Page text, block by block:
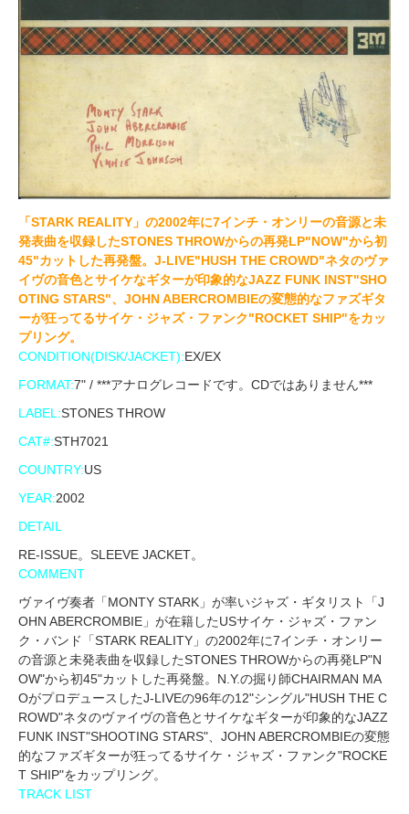
「STARK REALITY」の2002年に7インチ・オンリーの音源と未
発表曲を収録したSTONES THROWからの再発LP"NOW"から初
45"カットした再発盤。J-LIVE"HUSH THE CROWD"ネタのヴァ
イヴの音色とサイケなギターが印象的なJAZZ FUNK INST"SHO
OTING STARS"、JOHN ABERCROMBIEの変態的なファズギタ
ーが狂ってるサイケ・ジャズ・ファンク"ROCKET SHIP"をカッ
プリング。
CONDITION(DISK/JACKET):EX/EX
FORMAT:7" / ***アナログレコードです。CDではありません***
LABEL:STONES THROW
CAT#:STH7021
COUNTRY:US
YEAR:2002
DETAIL
RE-ISSUE。SLEEVE JACKET。
COMMENT
ヴァイヴ奏者「MONTY STARK」が率いジャズ・ギタリスト「J
OHN ABERCROMBIE」が在籍したUSサイケ・ジャズ・ファン
ク・バンド「STARK REALITY」の2002年に7インチ・オンリー
の音源と未発表曲を収録したSTONES THROWからの再発LP"N
OW"から初45"カットした再発盤。N.Y.の掘り師CHAIRMAN MA
OがプロデュースしたJ-LIVEの96年の12"シングル"HUSH THE C
ROWD"ネタのヴァイヴの音色とサイケなギターが印象的なJAZZ
FUNK INST"SHOOTING STARS"、JOHN ABERCROMBIEの変態
的なファズギターが狂ってるサイケ・ジャズ・ファンク"ROCKE
T SHIP"をカップリング。
TRACK LIST